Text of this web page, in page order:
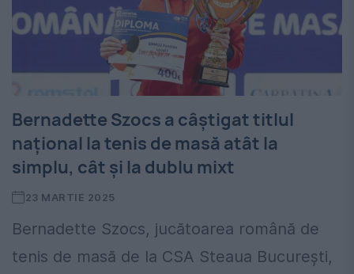
Bernadette Szocs a câștigat titlul
naţional la tenis de masă atât la
simplu, cât şi la dublu mixt
23 MARTIE 2025
Bernadette Szocs, jucătoarea română de
tenis de masă de la CSA Steaua București,